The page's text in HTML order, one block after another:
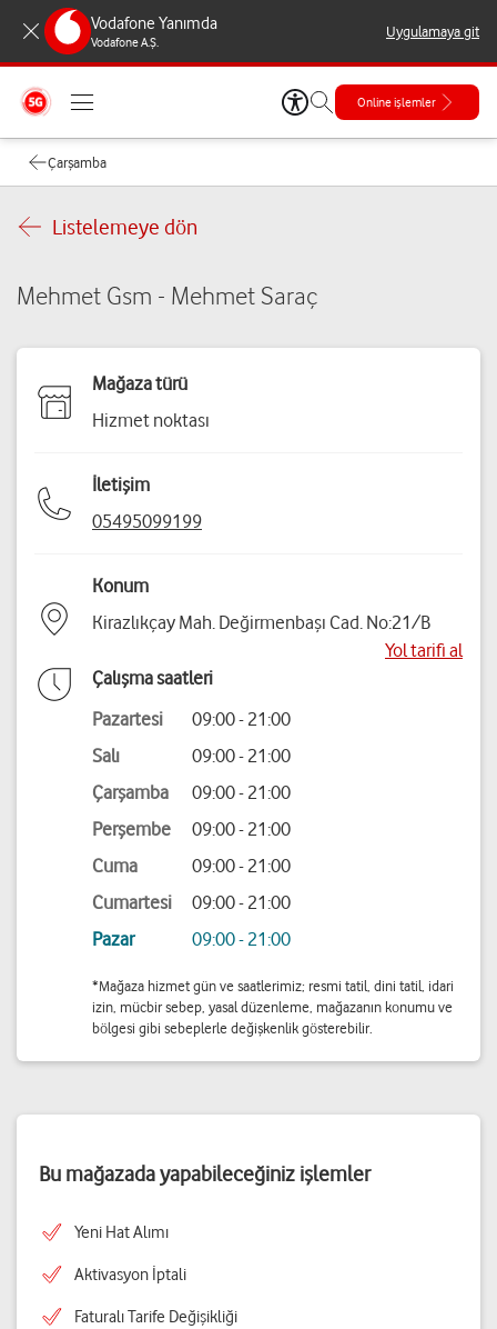
Vodafone Yanımda
Vodafone A.Ş.
Uygulamaya git
Online işlemler
Çarşamba
Listelemeye dön
Mehmet Gsm - Mehmet Saraç
Mağaza türü
Hizmet noktası
İletişim
05495099199
Konum
Kirazlıkçay Mah. Değirmenbaşı Cad. No:21/B
Yol tarifi al
Çalışma saatleri
Pazartesi
09:00 - 21:00
Salı
09:00 - 21:00
Çarşamba
09:00 - 21:00
Perşembe
09:00 - 21:00
Cuma
09:00 - 21:00
Cumartesi
09:00 - 21:00
Pazar
09:00 - 21:00
*Mağaza hizmet gün ve saatlerimiz; resmi tatil, dini tatil, idari
izin, mücbir sebep, yasal düzenleme, mağazanın konumu ve
bölgesi gibi sebeplerle değişkenlik gösterebilir.
Bu mağazada yapabileceğiniz işlemler
Yeni Hat Alımı
Aktivasyon İptali
Faturalı Tarife Değişikliği